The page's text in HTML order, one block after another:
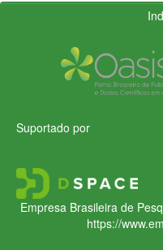
Suportado por
Empresa Brasileira de
https://